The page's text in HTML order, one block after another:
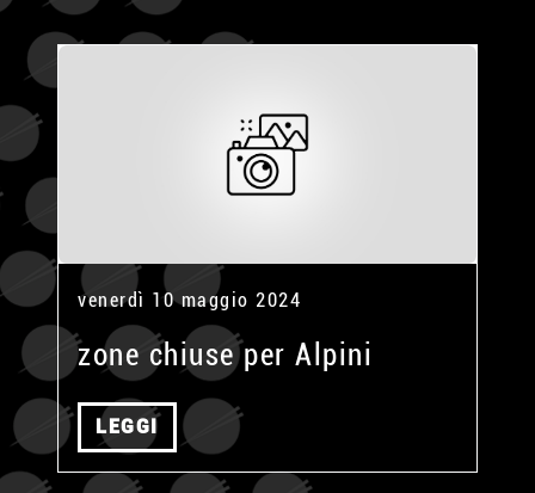
venerdì 10 maggio 2024
zone chiuse per Alpini
LEGGI